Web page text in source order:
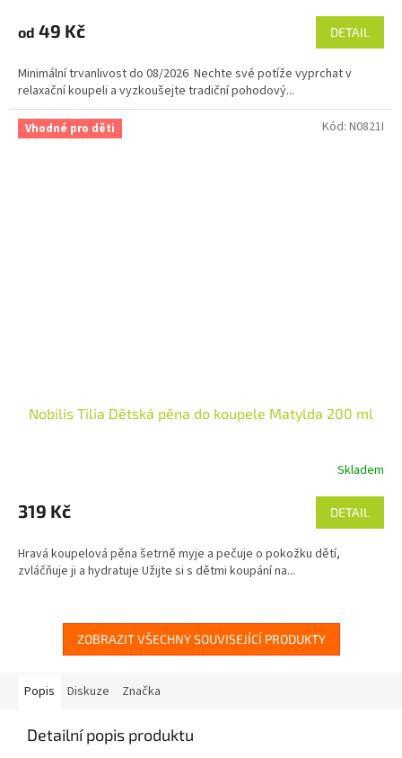
produktu
je
z
5
hvězdiček.
od 49 Kč DETAIL
Minimální trvanlivost do 08/2026 Nechte své potíže vyprchat v
relaxační koupeli a vyzkoušejte tradiční pohodový...
Vhodné pro děti
Nobilis Tilia Dětská pěna do koupele Matylda 200 ml
produktu
je
z
5
Skladem
319 Kč DETAIL
Hravá koupelová pěna šetrně myje a pečuje o pokožku dětí,
zvláčňuje ji a hydratuje Užijte si s dětmi koupání na...
Kód: N0821I
ZOBRAZIT VŠECHNY SOUVISEJÍCÍ PRODUKTY
Popis Diskuze Značka
Detailní popis produktu